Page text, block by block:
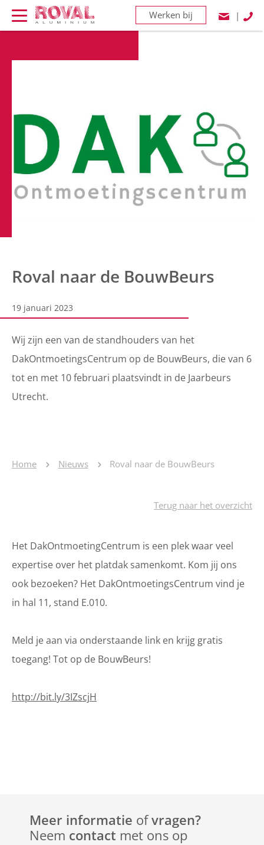
Werken bij |
Roval naar de BouwBeurs
19 januari 2023
Wij zijn een van de standhouders van het
DakOntmoetingsCentrum op de BouwBeurs, die van 6
tot en met 10 februari plaatsvindt in de Jaarbeurs
Utrecht.
Home Nieuws Roval naar de BouwBeurs
Terug naar het overzicht
Het DakOntmoetingCentrum is een plek waar veel
expertise over het platdak samenkomt. Kom jij ons
ook bezoeken? Het DakOntmoetingsCentrum vind je
in hal 11, stand E.010.
Meld je aan via onderstaande link en krijg gratis
toegang! Tot op de BouwBeurs!
http://bit.ly/3IZscjH
Meer informatie ofvragen?
Neem contact met ons op